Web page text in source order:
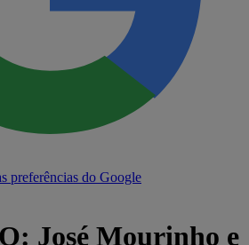
preferências do Google
José Mourinho e